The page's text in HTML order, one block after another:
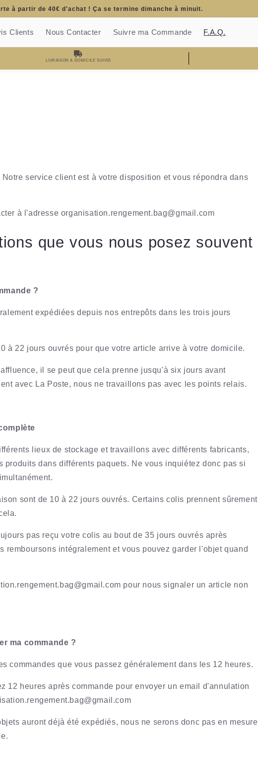
à partir de 40€ d'achat ! Ça se termine dimanche à minuit.
Clients Nous Contacter Suivre ma Commande F.A.Q.
LIVRAISON A DOMICILE SUIVIE
service client est à votre disposition et vous répondra dans
à l'adresse organisation.rengement.bag@gmail.com
que vous nous posez souvent
?
expédiées depuis nos entrepôts dans les trois jours
à 22 jours ouvrés pour que votre article arrive à votre domicile.
il se peut que cela prenne jusqu'à six jours avant
avec La Poste, nous ne travaillons pas avec les points relais.
lieux de stockage et travaillons avec différents fabricants,
produits dans différents paquets. Ne vous inquiétez donc pas si
sont de 10 à 22 jours ouvrés. Certains colis prennent sûrement
pas reçu votre colis au bout de 35 jours ouvrés après
remboursons intégralement et vous pouvez garder l'objet quand
pour nous signaler un article non
ma commande ?
commandes que vous passez généralement dans les 12 heures.
12 heures après commande pour envoyer un email d'annulation
auront déjà été expédiés, nous ne serons donc pas en mesure